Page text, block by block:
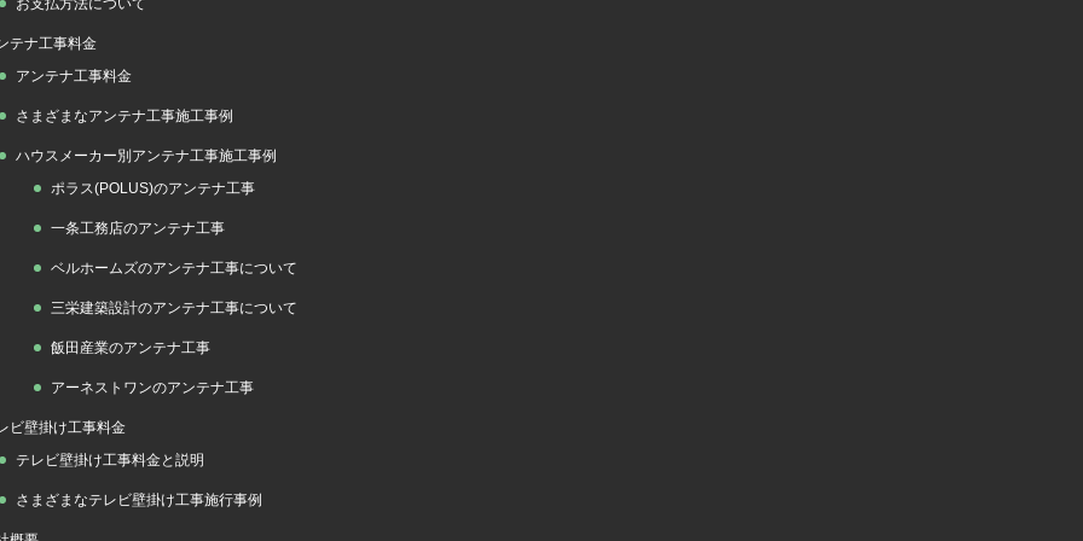
テナ工事料金
アンテナ工事料金
さまざまなアンテナ工事施工事例
ハウスメーカー別アンテナ工事施工事例
ポラス(POLUS)のアンテナ工事
一条工務店のアンテナ工事
ベルホームズのアンテナ工事について
三栄建築設計のアンテナ工事について
飯田産業のアンテナ工事
アーネストワンのアンテナ工事
ビ壁掛け工事料金
テレビ壁掛け工事料金と説明
さまざまなテレビ壁掛け工事施行事例